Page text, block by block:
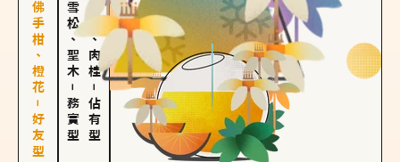
佛手柑、橙花－好友型 雪松、聖木
－
務實型
胡椒、肉桂
－
佔有型